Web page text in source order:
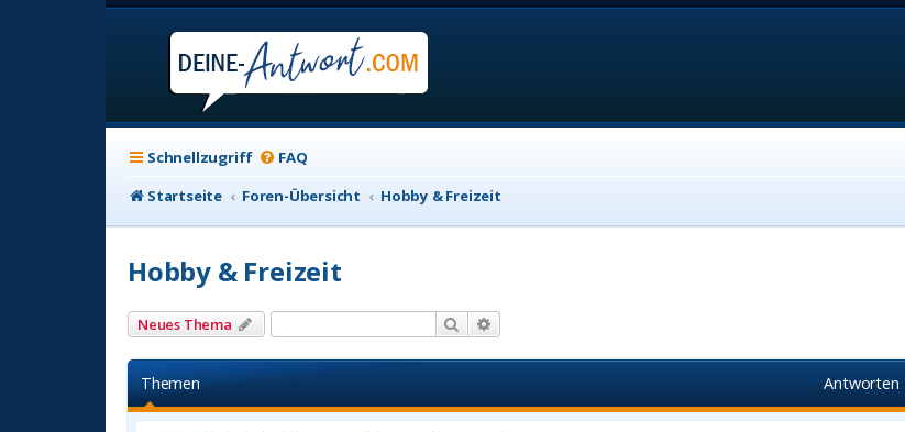
Schnellzugriff FAQ
Startseite
Foren-Übersicht Hobby & Freizeit
Hobby & Freizeit
Neues Thema Suche
Themen Antworten